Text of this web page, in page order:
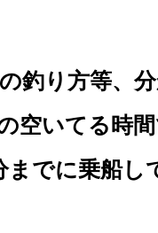
釣り方等、
空いてる時
までに乗船し